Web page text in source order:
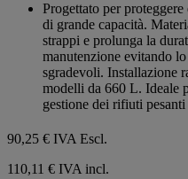
Progettato per
di grande capacità.
strappi e prolunga la
manutenzione evitando
sgradevoli. Installazione
modelli da 660 L. Ideale
gestione dei rifiuti
90,25 € IVA Escl.
110,11 € IVA incl.